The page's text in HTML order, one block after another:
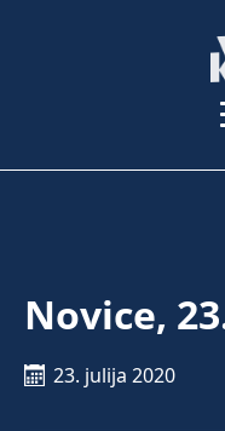
Novice,
23. julija 2020